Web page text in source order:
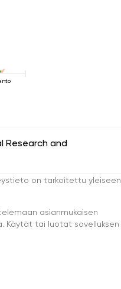
Research and
on tarkoitettu yleiseen
asianmukaisen
Käytät tai luotat sovelluksen